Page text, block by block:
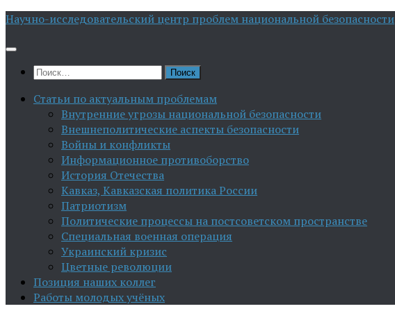
Перейти
содержимому
Научно-исследовательский центр проблем национальной безопасности
Найти:
Статьи по актуальным проблемам
Внутренние угрозы национальной безопасности
Внешнеполитические аспекты безопасности
Войны и конфликты
Информационное противоборство
История Отечества
Кавказ, Кавказская политика России
Патриотизм
Политические процессы на постсоветском пространстве
Специальная военная операция
Украинский кризис
Цветные революции
Позиция наших коллег
Работы молодых учёных